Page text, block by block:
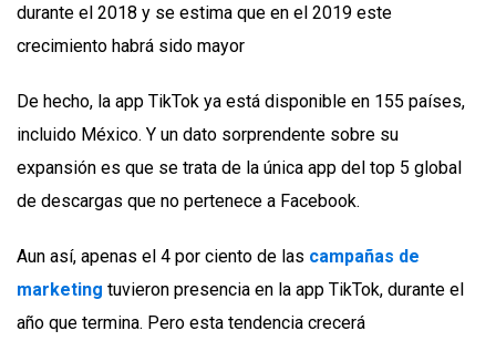
durante el 2018 y se estima que en el 2019 este
crecimiento habrá sido mayor
De hecho, la app TikTok ya está disponible en 155 países,
incluido México. Y un dato sorprendente sobre su
expansión es que se trata de la única app del top 5 global
de descargas que no pertenece a Facebook.
Aun así, apenas el 4 por ciento de las campañas de
marketing tuvieron presencia en la app TikTok, durante el
año que termina. Pero esta tendencia crecerá